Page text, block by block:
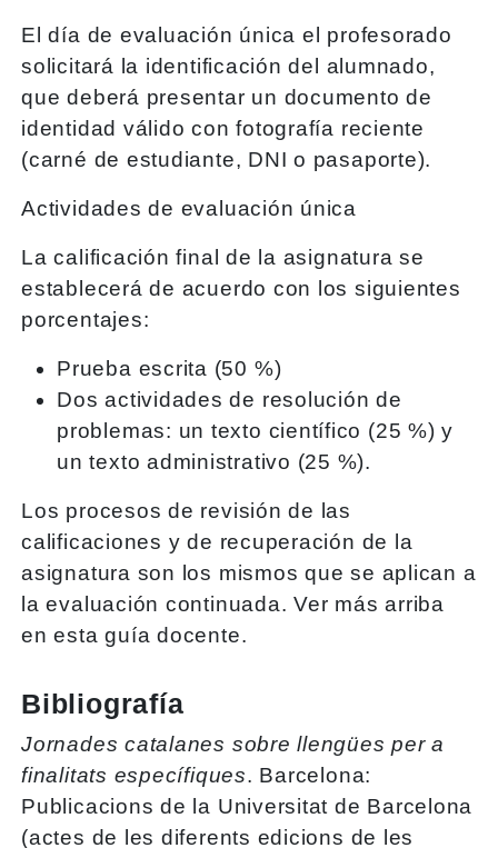
El día de evaluación única el profesorado
solicitará la identificación del alumnado,
que deberá presentar un documento de
identidad válido con fotografía reciente
(carné de estudiante, DNI o pasaporte).
Actividades de evaluación única
La calificación final de la asignatura se
establecerá de acuerdo con los siguientes
porcentajes:
Prueba escrita (50 %)
Dos actividades de resolución de
problemas: un texto científico (25 %) y
un texto administrativo (25 %).
Los procesos de revisión de las
calificaciones y de recuperación de la
asignatura son los mismos que se aplican a
la evaluación continuada. Ver más arriba
en esta guía docente.
Bibliografía
Jornades catalanes sobre llengües per a
finalitats específiques. Barcelona:
Publicacions de la Universitat de Barcelona
(actes de les diferents edicions de les